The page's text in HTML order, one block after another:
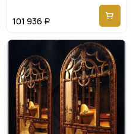
101 936 Р